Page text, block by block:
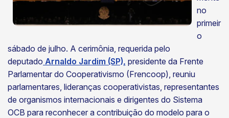
no
primeir
o
sábado de julho. A cerimônia, requerida pelo
deputado Arnaldo Jardim (SP), presidente da Frente
Parlamentar do Cooperativismo (Frencoop), reuniu
parlamentares, lideranças cooperativistas, representantes
de organismos internacionais e dirigentes do Sistema
OCB para reconhecer a contribuição do modelo para o